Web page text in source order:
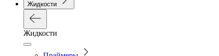
Жидкости
Жидкости